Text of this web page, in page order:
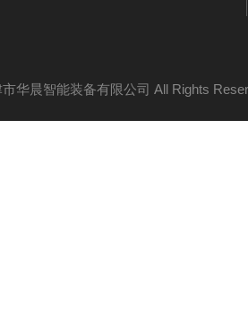
市华晨智能装备有限公司 All Rights